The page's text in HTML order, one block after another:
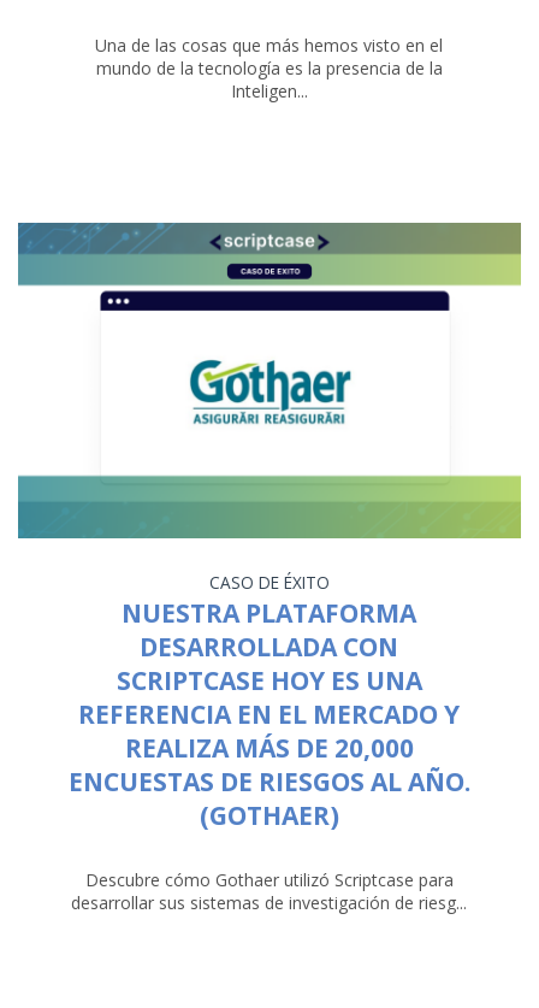
Una de las cosas que más hemos visto en el
mundo de la tecnología es la presencia de la
Inteligen...
CASO DE ÉXITO
NUESTRA PLATAFORMA
DESARROLLADA CON
SCRIPTCASE HOY ES UNA
REFERENCIA EN EL MERCADO Y
REALIZA MÁS DE 20,000
ENCUESTAS DE RIESGOS AL AÑO.
(GOTHAER)
Descubre cómo Gothaer utilizó Scriptcase para
desarrollar sus sistemas de investigación de riesg...